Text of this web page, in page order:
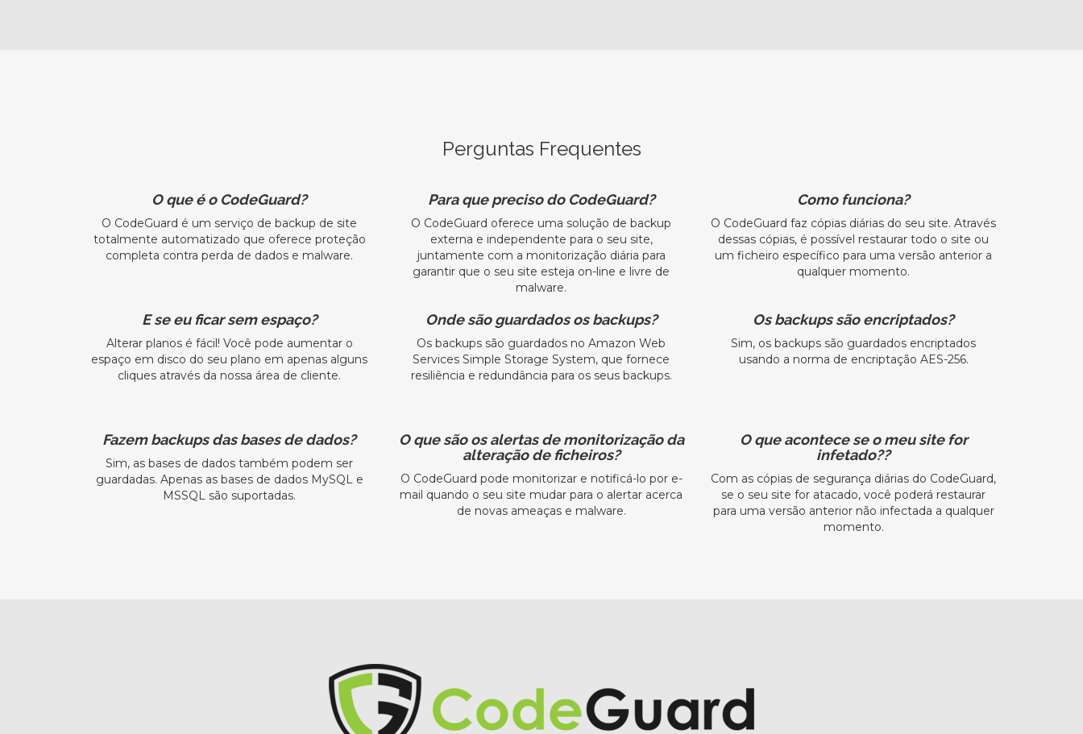
Perguntas Frequentes
O que é o CodeGuard?
O CodeGuard é um serviço de backup de site
totalmente automatizado que oferece proteção
completa contra perda de dados e malware.
Para que preciso do CodeGuard?
O CodeGuard oferece uma solução de backup
externa e independente para o seu site,
juntamente com a monitorização diária para
garantir que o seu site esteja on-line e livre de
malware.
Como funciona?
O CodeGuard faz cópias diárias do seu site. Através
dessas cópias, é possível restaurar todo o site ou
um ficheiro específico para uma versão anterior a
qualquer momento.
E se eu ficar sem espaço?
Alterar planos é fácil! Você pode aumentar o
espaço em disco do seu plano em apenas alguns
cliques através da nossa área de cliente.
Onde são guardados os backups?
Os backups são guardados no Amazon Web
Services Simple Storage System, que fornece
resiliência e redundância para os seus backups.
Os backups são encriptados?
Sim, os backups são guardados encriptados
usando a norma de encriptação AES-256.
Fazem backups das bases de dados?
Sim, as bases de dados também podem ser
guardadas. Apenas as bases de dados MySQL e
MSSQL são suportadas.
O que são os alertas de monitorização da
alteração de ficheiros?
O CodeGuard pode monitorizar e notificá-lo por e-
mail quando o seu site mudar para o alertar acerca
de novas ameaças e malware.
O que acontece se o meu site for
infetado??
Com as cópias de segurança diárias do CodeGuard,
se o seu site for atacado, você poderá restaurar
para uma versão anterior não infectada a qualquer
momento.